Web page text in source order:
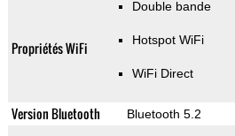
Propriétés WiFi
Double bande
Hotspot WiFi
WiFi Direct
Version Bluetooth Bluetooth 5.2